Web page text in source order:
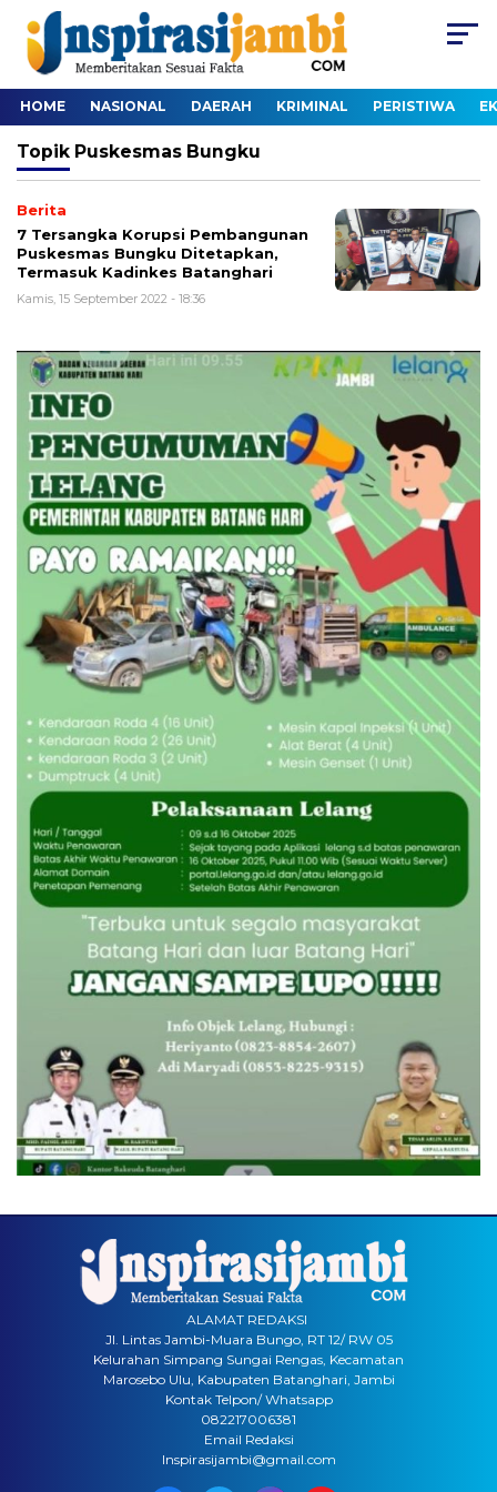
HOME NASIONAL DAERAH KRIMINAL PERISTIWA
Topik Puskesmas Bungku
Berita
7 Tersangka Korupsi Pembangunan
Puskesmas Bungku Ditetapkan,
Termasuk Kadinkes Batanghari
Kamis, 15 September 2022 - 18:36
ALAMAT REDAKSI
Jl. Lintas Jambi-Muara Bungo, RT 12/ RW 05
Kelurahan Simpang Sungai Rengas, Kecamatan
Marosebo Ulu, Kabupaten Batanghari, Jambi
Kontak Telpon/ Whatsapp
082217006381
Email Redaksi
Inspirasijambi@gmail.com